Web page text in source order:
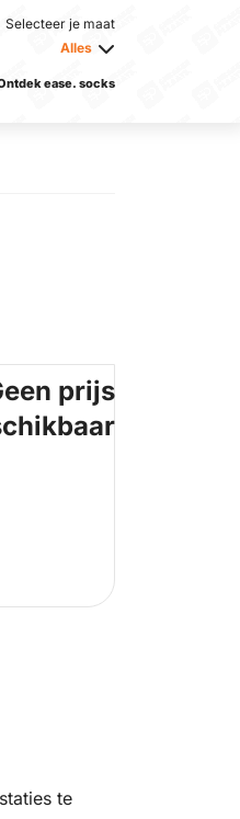
Selecteer je maat
Alles
ease. socks
prijs
te